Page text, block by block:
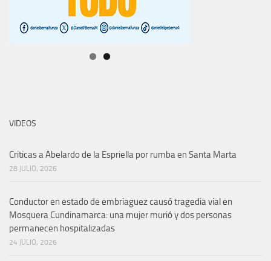
VIDEOS
Criticas a Abelardo de la Espriella por rumba en Santa Marta
28 JULIO, 2026
Conductor en estado de embriaguez causó tragedia vial en
Mosquera Cundinamarca: una mujer murió y dos personas
permanecen hospitalizadas
24 JULIO, 2026